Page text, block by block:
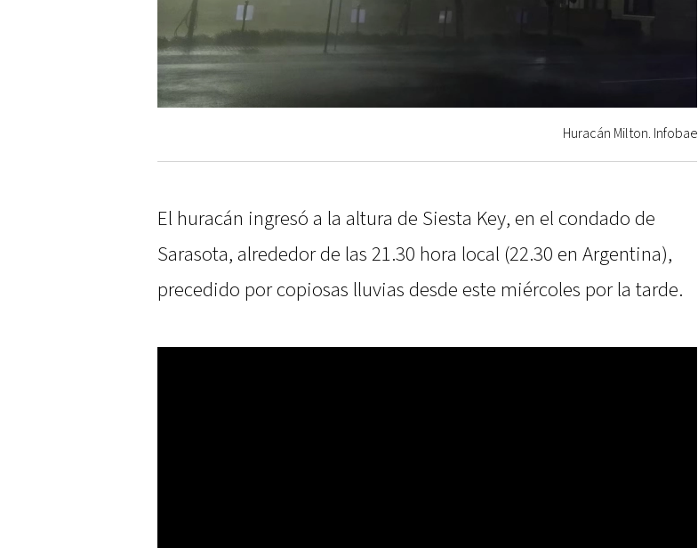
Huracán Milton. Infobae
El huracán ingresó a la altura de Siesta Key, en el condado de
Sarasota, alrededor de las 21.30 hora local (22.30 en Argentina),
precedido por copiosas lluvias desde este miércoles por la tarde.